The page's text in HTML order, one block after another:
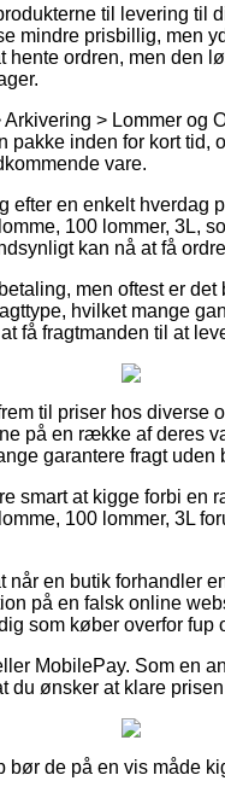
til levering til
mindre prisbillig, men
ordren, men den
> Lommer og
inden for kort tid,
vare.
efter en enkelt hverdag
100 lommer, 3L,
kan nå at få
men oftest er det
hvilket mange
få fragtmanden til at
til priser hos diverse
på en række af deres
garantere fragt uden
smart at kigge forbi en
100 lommer, 3L
en butik forhandler
på en falsk online
som køber overfor fup
MobilePay. Som en
du ønsker at klare
bør de på en vis måde